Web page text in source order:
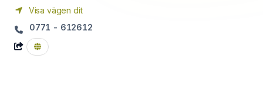
Visa vägen dit
0771 - 612612